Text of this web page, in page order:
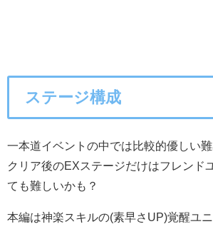
ステージ構成
一本道イベントの中では比較的優しい難
クリア後のEXステージだけはフレンド
ても難しいかも？
本編は神楽スキルの(素早さUP)覚醒ユ